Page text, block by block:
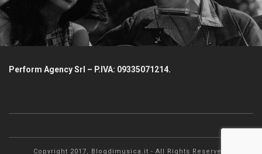
Perform Agency Srl – P.IVA: 09335071214.
Copyright 2017, Blogdimusica.it - All Rights Reserved.